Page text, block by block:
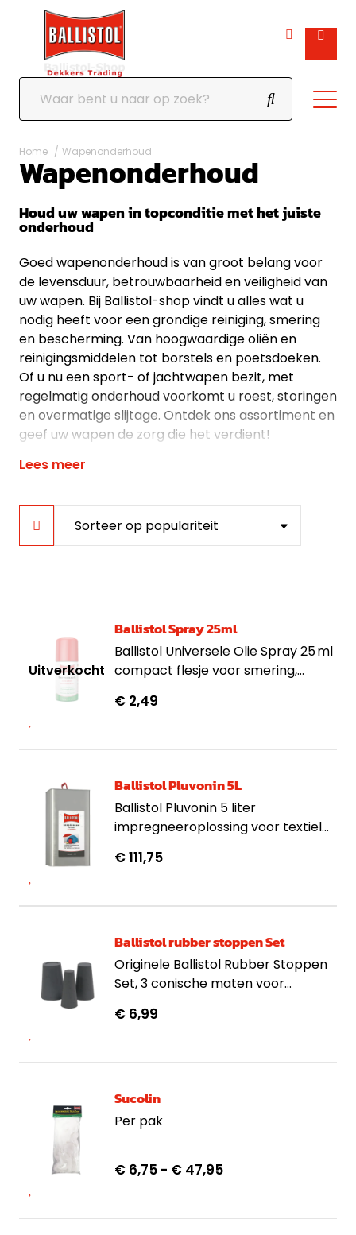
Home Wapenonderhoud
Wapenonderhoud
Houd uw wapen in topconditie met het juiste
onderhoud
Goed wapenonderhoud is van groot belang voor
de levensduur, betrouwbaarheid en veiligheid van
uw wapen. Bij Ballistol-shop vindt u alles wat u
nodig heeft voor een grondige reiniging, smering
en bescherming. Van hoogwaardige oliën en
reinigingsmiddelen tot borstels en poetsdoeken.
Of u nu een sport- of jachtwapen bezit, met
regelmatig onderhoud voorkomt u roest, storingen
en overmatige slijtage. Ontdek ons assortiment en
geef uw wapen de zorg die het verdient!
Lees meer
Ballistol Spray 25ml
Ballistol Universele Olie Spray 25 ml
compact flesje voor smering,
gereedschap, hout, leer en metaal.
€ 2,49
Ballistol Pluvonin 5L
Ballistol Pluvonin 5 liter
impregneeroplossing voor textiel
vuilafstotende werking voor
€ 111,75
Ballistol rubber stoppen Set
Originele Ballistol Rubber Stoppen
Set, 3 conische maten voor
€ 6,99
Sucolin
Per pak
€ 6,75 - € 47,95